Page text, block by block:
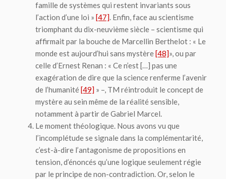
famille de systèmes qui restent invariants sous
l’action d’une loi » [47]. Enfin, face au scientisme
triomphant du dix-neuvième siècle – scientisme qui
affirmait par la bouche de Marcellin Berthelot : « Le
monde est aujourd’hui sans mystère[48]», ou par
celle d’Ernest Renan : « Ce n’est […] pas une
exagération de dire que la science renferme l’avenir
de l’humanité[49] » –, TM réintroduit le concept de
mystère au sein même de la réalité sensible,
notamment à partir de Gabriel Marcel.
Le momentthéologique. Nous avons vu que
l’incomplétude se signale dans la complémentarité,
c’est-à-dire l’antagonisme de propositions en
tension, d’énoncés qu’une logique seulement régie
par le principe de non-contradiction. Or, selon le